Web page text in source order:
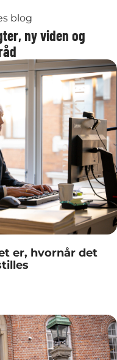
blog
ny viden og
er, hvornår det